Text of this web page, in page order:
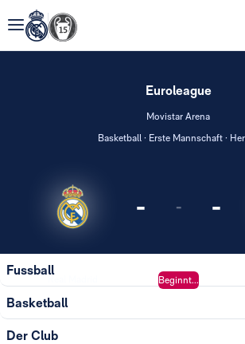
Euroleague
Movistar Arena
Basketball · Erste Mannschaft ·
- - -
Beginnt...
Fussball
Basketball
Der Club